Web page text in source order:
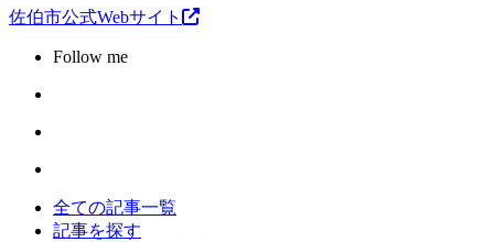
佐伯市公式Webサイト
Follow me
全ての記事一覧
記事を探す